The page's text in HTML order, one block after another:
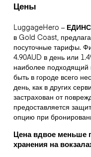
Цены
LuggageHero –
в Gold Coast,
посуточные тарифы.
4.90AUD в день или
наиболее подходящий
быть в городе всего
день, как в других
застрахован от
предоставляется
опцию при
Цена вдвое меньше
хранения на